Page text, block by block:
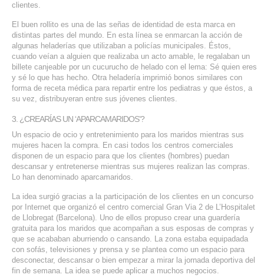
clientes.
El buen rollito es una de las señas de identidad de esta marca en
distintas partes del mundo. En esta línea se enmarcan la acción de
algunas heladerías que utilizaban a policías municipales. Éstos,
cuando veían a alguien que realizaba un acto amable, le regalaban un
billete canjeable por un cucurucho de helado con el lema: Sé quien eres
y sé lo que has hecho. Otra heladería imprimió bonos similares con
forma de receta médica para repartir entre los pediatras y que éstos, a
su vez, distribuyeran entre sus jóvenes clientes.
3. ¿CREARÍAS UN ‘APARCAMARIDOS’?
Un espacio de ocio y entretenimiento para los maridos mientras sus
mujeres hacen la compra. En casi todos los centros comerciales
disponen de un espacio para que los clientes (hombres) puedan
descansar y entretenerse mientras sus mujeres realizan las compras.
Lo han denominado aparcamaridos.
La idea surgió gracias a la participación de los clientes en un concurso
por Internet que organizó el centro comercial Gran Via 2 de L’Hospitalet
de Llobregat (Barcelona). Uno de ellos propuso crear una guardería
gratuita para los maridos que acompañan a sus esposas de compras y
que se acababan aburriendo o cansando. La zona estaba equipadada
con sofás, televisiones y prensa y se plantea como un espacio para
desconectar, descansar o bien empezar a mirar la jornada deportiva del
fin de semana. La idea se puede aplicar a muchos negocios.